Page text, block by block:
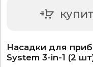
Насадки для
System 3-in-1 (2